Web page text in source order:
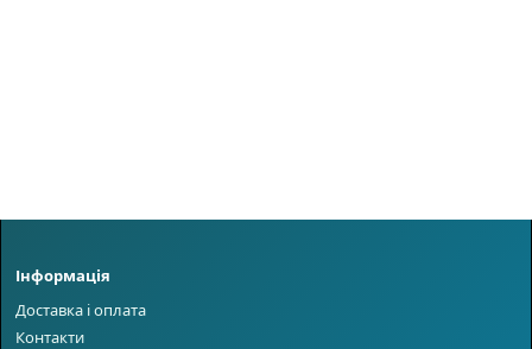
Інформація
Доставка і оплата
Контакти